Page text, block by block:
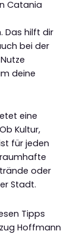
Catania
Das hilft dir
bei der
deine
eine
Kultur,
für jeden
oder
Stadt.
Tipps
Hoffmann